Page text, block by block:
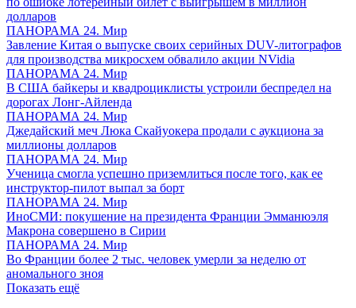
долларов
ПАНОРАМА 24. Мир
Завление Китая о выпуске своих серийных DUV-литографов
для производства микросхем обвалило акции NVidia
ПАНОРАМА 24. Мир
В США байкеры и квадроциклисты устроили беспредел на
дорогах Лонг-Айленда
ПАНОРАМА 24. Мир
Джедайский меч Люка Скайуокера продали с аукциона за
миллионы долларов
ПАНОРАМА 24. Мир
Ученица смогла успешно приземлиться после того, как ее
инструктор-пилот выпал за борт
ПАНОРАМА 24. Мир
ИноСМИ: покушение на президента Франции Эмманюэля
Макрона совершено в Сирии
ПАНОРАМА 24. Мир
Во Франции более 2 тыс. человек умерли за неделю от
аномального зноя
Показать ещё